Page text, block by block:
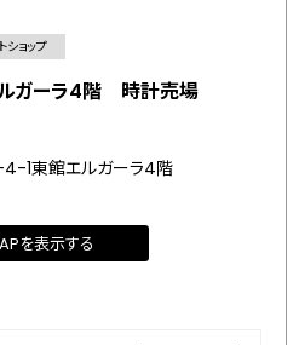
ショップ
ガーラ4階 時計売場
1東館エルガーラ4階
を表示する